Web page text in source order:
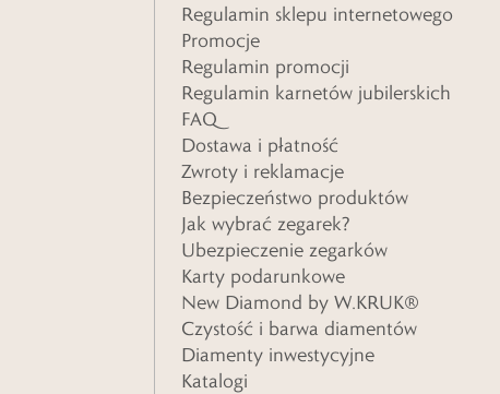
Regulamin sklepu internetowego
Promocje
Regulamin promocji
Regulamin karnetów jubilerskich
FAQ
Dostawa i płatność
Zwroty i reklamacje
Bezpieczeństwo produktów
Jak wybrać zegarek?
Ubezpieczenie zegarków
Karty podarunkowe
New Diamond by W.KRUK®
Czystość i barwa diamentów
Diamenty inwestycyjne
Katalogi